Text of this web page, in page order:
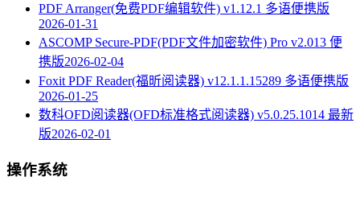
PDF Arranger(免费PDF编辑软件) v1.12.1 多语便携版
2026-01-31
ASCOMP Secure-PDF(PDF文件加密软件) Pro v2.013 便
携版2026-02-04
Foxit PDF Reader(福昕阅读器) v12.1.1.15289 多语便携版
2026-01-25
数科OFD阅读器(OFD标准格式阅读器) v5.0.25.1014 最新
版2026-02-01
操作系统